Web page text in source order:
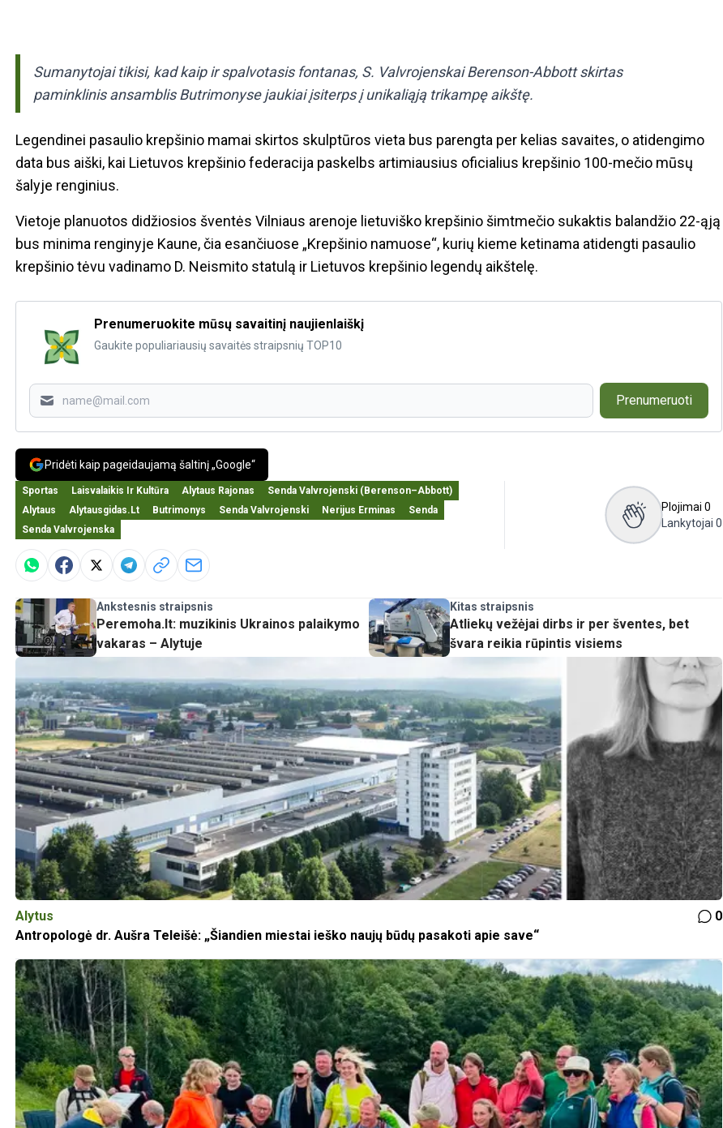
Sumanytojai tikisi, kad kaip ir spalvotasis fontanas, S. Valvrojenskai Berenson-Abbott skirtas
paminklinis ansamblis Butrimonyse jaukiai įsiterps į unikaliąją trikampę aikštę.
Legendinei pasaulio krepšinio mamai skirtos skulptūros vieta bus parengta per kelias savaites, o atidengimo
data bus aiški, kai Lietuvos krepšinio federacija paskelbs artimiausius oficialius krepšinio 100-mečio mūsų
šalyje renginius.
Vietoje planuotos didžiosios šventės Vilniaus arenoje lietuviško krepšinio šimtmečio sukaktis balandžio 22-ąją
bus minima renginyje Kaune, čia esančiuose „Krepšinio namuose“, kurių kieme ketinama atidengti pasaulio
krepšinio tėvu vadinamo D. Neismito statulą ir Lietuvos krepšinio legendų aikštelę.
Prenumeruokite mūsų savaitinį naujienlaiškį
Gaukite populiariausių savaitės straipsnių TOP10
Prenumeruoti
Pridėti kaip pageidaujamą šaltinį „Google“
Sportas Laisvalaikis Ir Kultūra Alytaus Rajonas
Senda Valvrojenski (Berenson–Abbott)
Alytaus
Alytausgidas.lt Butrimonys Senda Valvrojenski Nerijus Erminas
Senda
Senda Valvrojenska
Plojimai 0
Lankytojai 0
Ankstesnis straipsnis
Peremoha.lt: muzikinis Ukrainos palaikymo
vakaras – Alytuje
Kitas straipsnis
Atliekų vežėjai dirbs ir per šventes, bet
švara reikia rūpintis visiems
Alytus
0
Antropologė dr. Aušra Teleišė: „Šiandien miestai ieško naujų būdų pasakoti apie save“